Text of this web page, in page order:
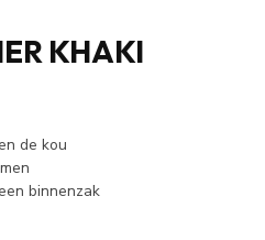
KHAKI
de kou
binnenzak